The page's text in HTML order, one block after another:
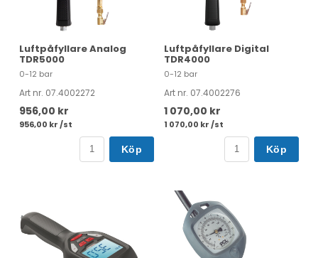
Luftpåfyllare Analog
TDR5000
0-12 bar
Art nr. 07.4002272
956,00 kr
956,00 kr /st
Köp
Luftpåfyllare Digital
TDR4000
0-12 bar
Art nr. 07.4002276
1 070,00 kr
1 070,00 kr /st
Köp